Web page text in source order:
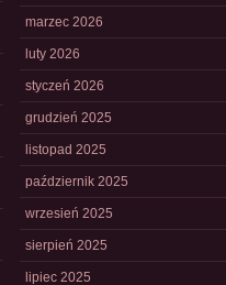
marzec 2026
luty 2026
styczeń 2026
grudzień 2025
listopad 2025
październik 2025
wrzesień 2025
sierpień 2025
lipiec 2025